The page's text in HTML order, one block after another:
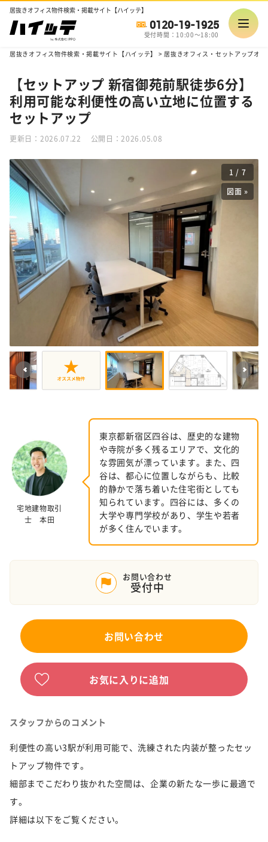
居抜きオフィス物件検索・掲載サイト【ハイッテ】
0120-19-1925
受付時間：10:00～18:00
居抜きオフィス物件検索・掲載サイト【ハイッテ】 > 居抜きオフィス・セットアップオ
【セットアップ 新宿御苑前駅徒歩6分】
利用可能な利便性の高い立地に位置する
セットアップ
更新日：2026.07.22 公開日：2026.05.08
1 / 7
図面 »
宅地建物取引
士 本田
東京都新宿区四谷は、歴史的な建物
や寺院が多く残るエリアで、文化的
な雰囲気が漂っています。また、四
谷は、都心に位置しながらも、比較
的静かで落ち着いた住宅街としても
知られています。四谷には、多くの
大学や専門学校があり、学生や若者
が多く住んでいます。
お問い合わせ
受付中
お問い合わせ
お気に入りに追加
スタッフからのコメント
利便性の高い3駅が利用可能で、洗練された内装が整ったセッ
トアップ物件です。
細部までこだわり抜かれた空間は、企業の新たな一歩に最適で
す。
詳細は以下をご覧ください。